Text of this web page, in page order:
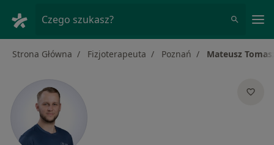
Czego szukasz?
Strona Główna Fizjoterapeuta Poznań Mateusz